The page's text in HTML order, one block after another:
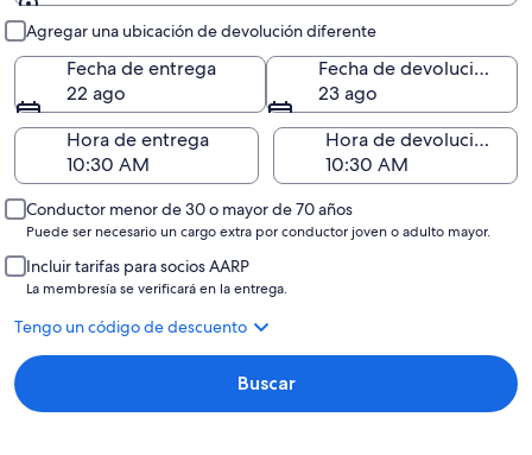
Agregar una ubicación de devolución diferente
Fecha de entrega
22 ago
Fecha de devolución
23 ago
Hora de entrega
Hora de devolución
Conductor menor de 30 o mayor de 70 años
Puede ser necesario un cargo extra por conductor joven o adulto mayor.
Incluir tarifas para socios AARP
La membresía se verificará en la entrega.
Tengo un código de descuento
Buscar